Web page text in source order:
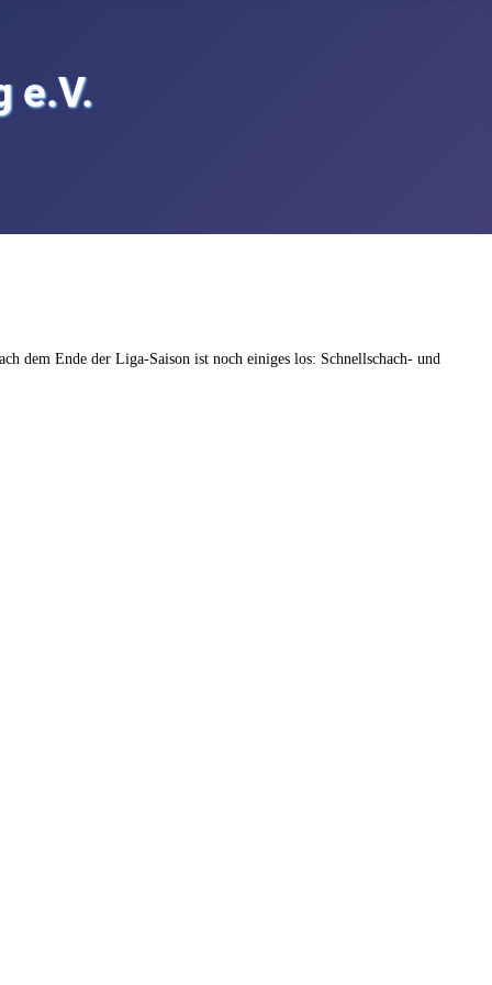
e.V.
dem Ende der Liga-Saison ist noch einiges los: Schnellschach- und